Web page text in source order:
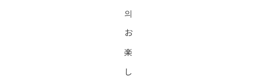
의
お
楽
し